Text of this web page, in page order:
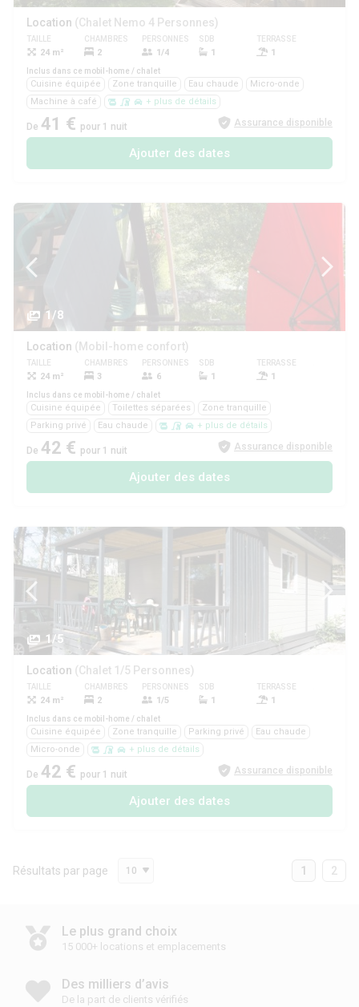
Location (Chalet Nemo 4 Personnes)
TAILLE
24 m²
CHAMBRES
2
PERSONNES
1/4
SDB
1
TERRASSE
1
Inclus dans ce mobil-home / chalet
Cuisine équipée Zone tranquille Eau chaude
Micro-onde
Machine à café
+ plus de détails
De 41 € pour 1 nuit Assurance disponible
Ajouter des dates
1/8
Location (Mobil-home confort)
TAILLE
24 m²
CHAMBRES
3
PERSONNES
6
SDB
1
TERRASSE
1
Inclus dans ce mobil-home / chalet
Cuisine équipée Toilettes séparées
Zone tranquille
Parking privé
Eau chaude + plus de détails
De 42 € pour 1 nuit Assurance disponible
Ajouter des dates
1/5
Location (Chalet 1/5 Personnes)
TAILLE
24 m²
CHAMBRES
2
PERSONNES
1/5
SDB
1
TERRASSE
1
Inclus dans ce mobil-home / chalet
Cuisine équipée Zone tranquille Parking privé
Eau chaude
Micro-onde
+ plus de détails
De 42 € pour 1 nuit Assurance disponible
Ajouter des dates
Résultats par page 10 1 2
Le plus grand choix
15 000+ locations et emplacements
Des milliers d’avis
De la part de clients vérifiés